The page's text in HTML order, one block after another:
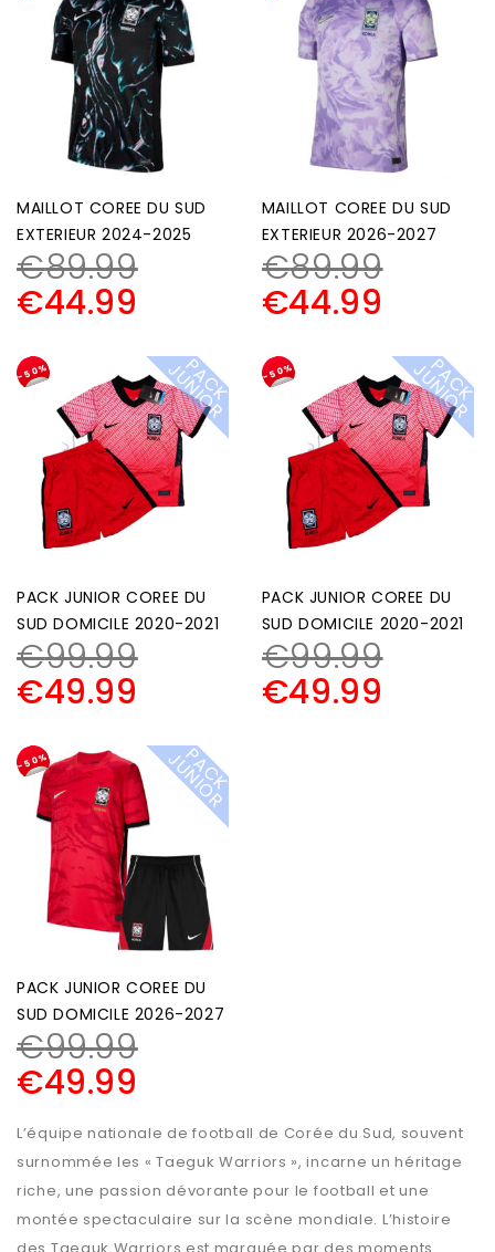
MAILLOT COREE DU SUD
EXTERIEUR 2024-2025
€89.99
€44.99
MAILLOT COREE DU SUD
EXTERIEUR 2026-2027
€89.99
€44.99
-50% P
A
C
K
J
U
N
I
O
R
PACK JUNIOR COREE DU
SUD DOMICILE 2020-2021
€99.99
€49.99
-50% P
A
C
K
J
U
N
I
O
R
PACK JUNIOR COREE DU
SUD DOMICILE 2020-2021
€99.99
€49.99
-50% P
A
C
K
J
U
N
I
O
R
PACK JUNIOR COREE DU
SUD DOMICILE 2026-2027
€99.99
€49.99
L’équipe nationale de football de Corée du Sud, souvent
surnommée les « Taeguk Warriors », incarne un héritage
riche, une passion dévorante pour le football et une
montée spectaculaire sur la scène mondiale. L’histoire